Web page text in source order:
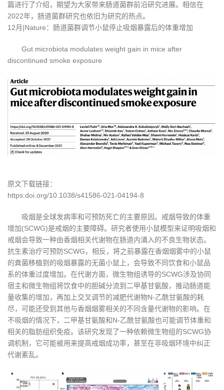
篇进行了介绍，期望为大家带来肠道菌群前沿研究进展。相信在
2022年，肠道菌群研究也依旧为研究的热点。
12月|Nature：肠道菌群调节小鼠停止吸烟暴露后的体重增加
Gut microbiota modulates weight gain in mice after
discontinued smoke exposure
原文下载链接：
https:doi.org/10.1038/s41586-021-04194-8
吸烟是全球发病率和可预防死亡的主要原因。戒烟导致的体重
增加(SCWG)是戒烟的主要障碍。研究者使用小鼠模型来证明吸烟和
戒烟会导致一种由香烟相关代谢物在肠道内涌入的不良生物状态。
抗生素治疗可预防SCWG，相反，将之前暴露在香烟烟雾中的小鼠
的粪菌移植到的吸烟暴露的无菌小鼠上，会导致不同饮食和小鼠品
系的体重过度增加。在代谢方面，微生物组诱导的SCWG涉及协同
宿主和微生物组将饮食中的胆碱分流到二甲基甘氨酸，推动肠道能
量收集的增加，再加上交叉调节的减肥代谢物N-乙酰甘氨酸的耗
尽，可能还受到其他与香烟烟雾相关的不同含量代谢物的影响。在
不吸烟的情况下，二甲基甘氨酸和N-乙酰甘氨酸也可能调节体重和
相关的脂肪组织免疫。该研究发现了一种依赖微生物组的SCWG协
调机制，它可能被用来提高戒烟成功率，甚至在非吸烟环境中纠正
代谢紊乱。